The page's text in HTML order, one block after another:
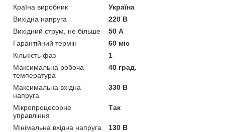
Країна виробник
Україна
Вихідна напруга
220 В
Вихідний струм, не більше
50 А
Гарантійний термін
60 міс
Кількість фаз
1
Максимальна робоча
температура
40 град.
Максимальна вхідна
напруга
330 В
Мікропроцесорне
управління
Так
Мінімальна вхідна напруга
130 В